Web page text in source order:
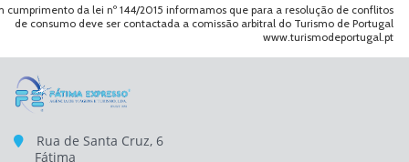
cumprimento da lei nº 144/2015 informamos que para a resolução de conflitos
de consumo deve ser contactada a comissão arbitral do Turismo de Portugal
www.turismodeportugal.pt
Rua de Santa Cruz, 6
Fátima